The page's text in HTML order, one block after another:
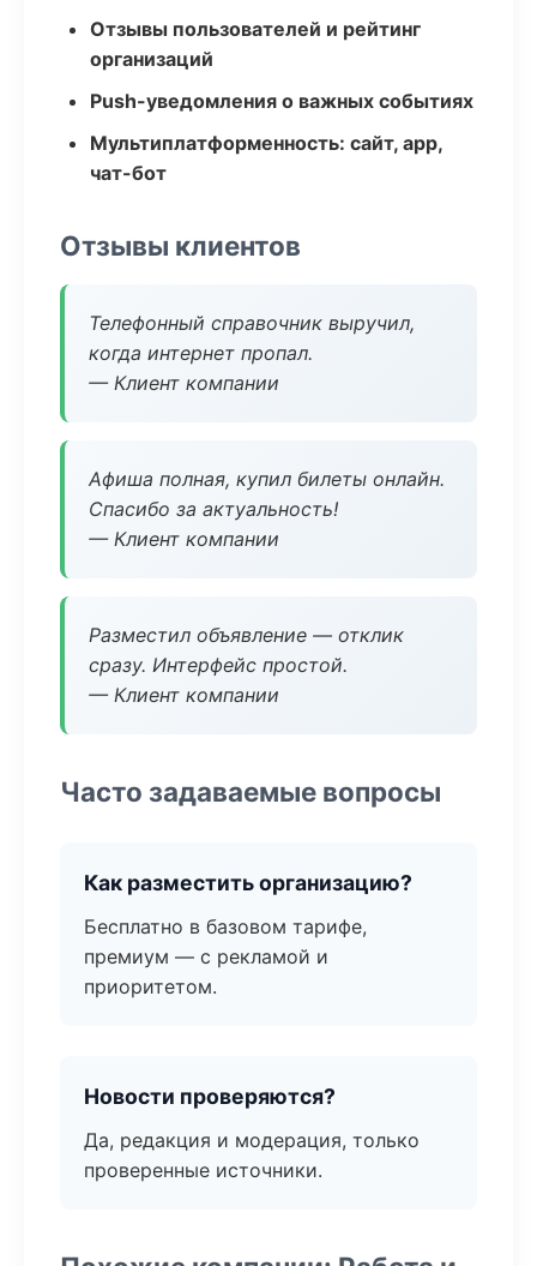
Отзывы пользователей и рейтинг
организаций
Push-уведомления о важных событиях
Мультиплатформенность: сайт, app,
чат-бот
Отзывы клиентов
Телефонный справочник выручил,
когда интернет пропал.
— Клиент компании
Афиша полная, купил билеты онлайн.
Спасибо за актуальность!
— Клиент компании
Разместил объявление — отклик
сразу. Интерфейс простой.
— Клиент компании
Часто задаваемые вопросы
Как разместить организацию?
Бесплатно в базовом тарифе,
премиум — с рекламой и
приоритетом.
Новости проверяются?
Да, редакция и модерация, только
проверенные источники.